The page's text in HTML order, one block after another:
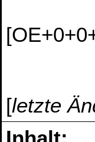
[letzte